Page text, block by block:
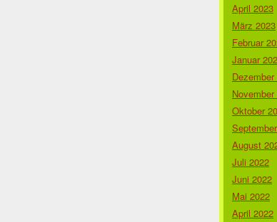
April 2023
März 2023
Februar
Januar
Dezember
November
Oktober
August
Juli 2022
Juni 2022
Mai 2022
April 2022